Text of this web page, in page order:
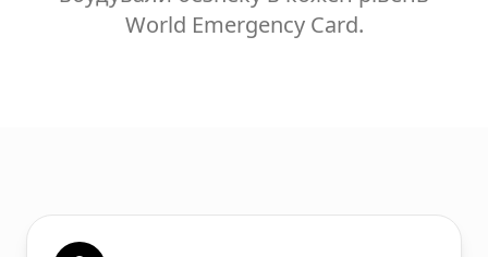
World Emergency Card.